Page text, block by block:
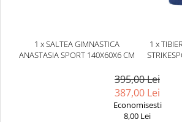
Suprafete de lupta/Dotari sala
Suprafete de Lupta/Antrenament
1 x SALTEA GIMNASTICA
ANASTASIA SPORT 140X60X6 CM
1 x
395,00 Lei
387,00 Lei
Economisesti
8,00 Lei